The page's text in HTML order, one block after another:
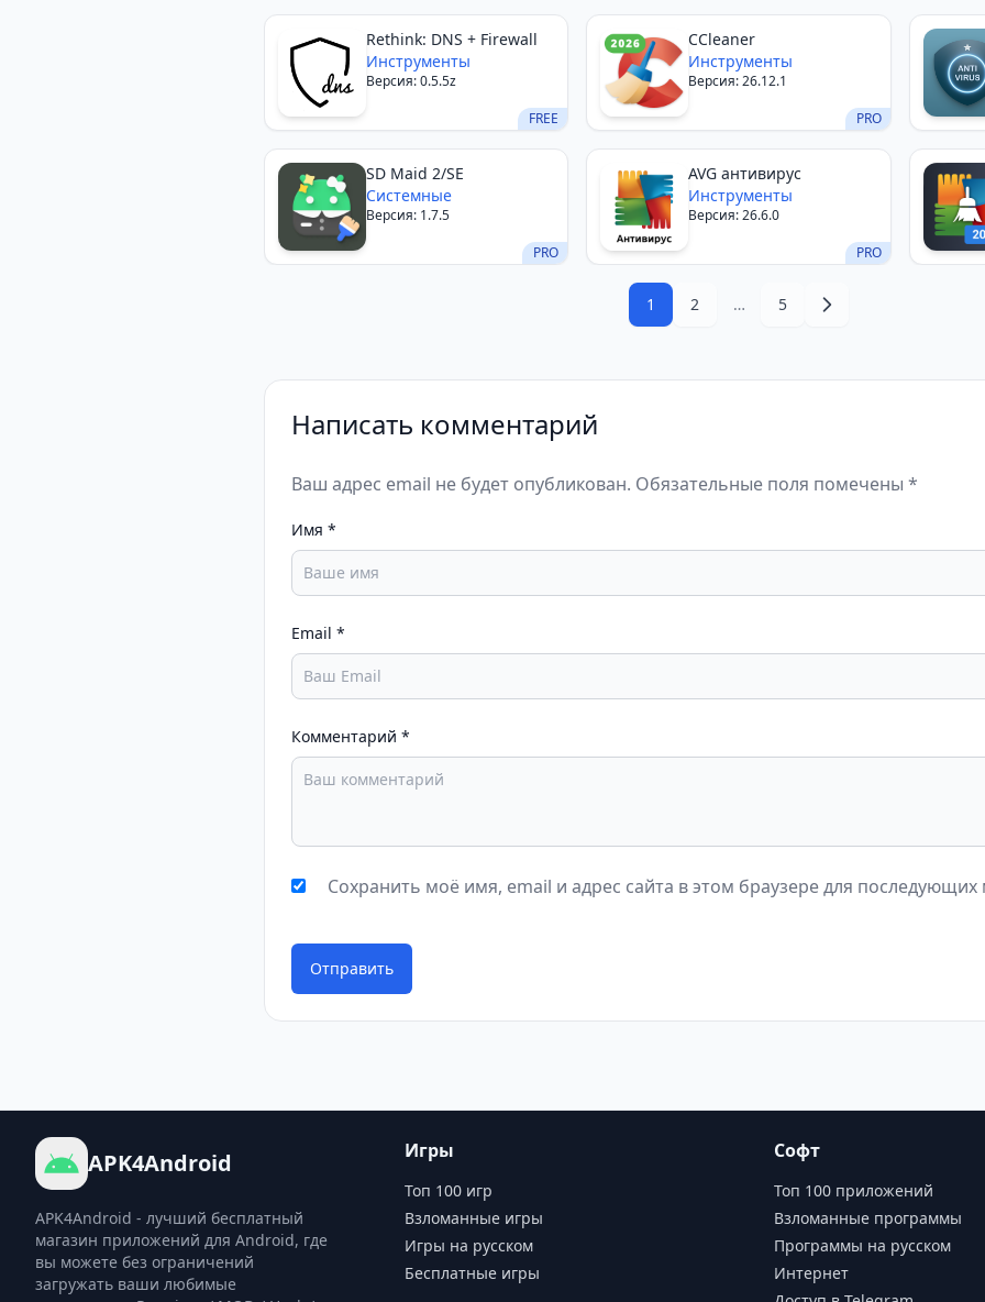
FREE
Rethink: DNS + Firewall
Инструменты
Версия: 0.5.5z
PRO
CCleaner
Инструменты
Версия: 26.12.1
PRO
SD Maid 2/SE
Системные
Версия: 1.7.5
PRO
AVG антивирус
Инструменты
Версия: 26.6.0
1 2 … 5
Написать комментарий
Ваш адрес email не будет опубликован. Обязательные поля помечены *
Имя *
Email *
Комментарий *
Сохранить моё имя, email и адрес сайта в этом браузере для
Отправить
APK4Android
APK4Android - лучший бесплатный
магазин приложений для Android, где
вы можете без ограничений
загружать ваши любимые
Игры
Топ 100 игр
Взломанные игры
Игры на русском
Бесплатные игры
Софт
Топ 100 приложений
Взломанные программы
Программы на русском
Интернет